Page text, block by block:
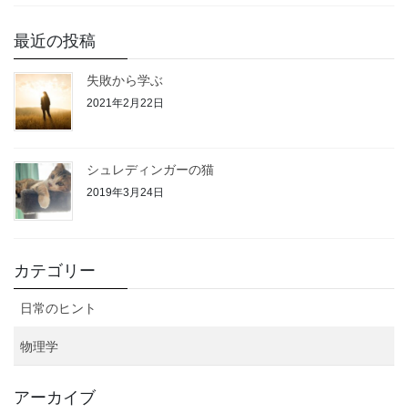
最近の投稿
失敗から学ぶ
2021年2月22日
シュレディンガーの猫
2019年3月24日
カテゴリー
日常のヒント
物理学
アーカイブ